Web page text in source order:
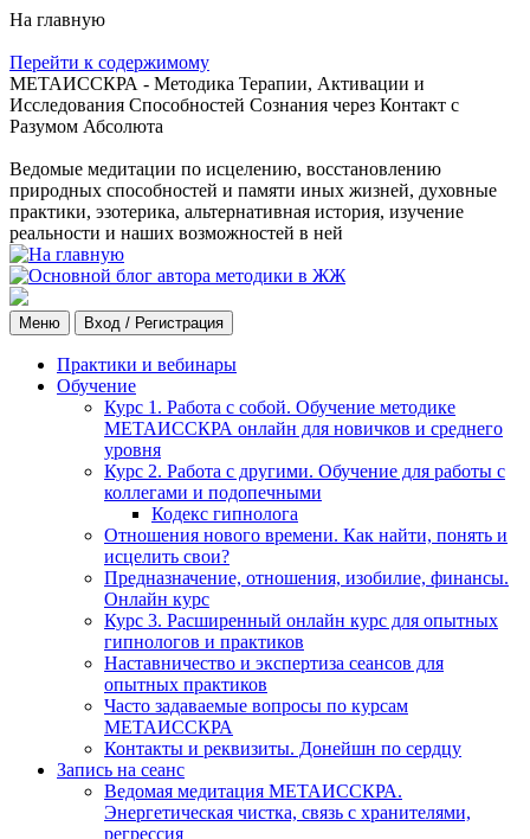
На главную
Перейти к содержимому
МЕТАИССКРА - Методика Терапии, Активации и
Исследования Способностей Сознания через Контакт с
Разумом Абсолюта
Ведомые медитации по исцелению, восстановлению
природных способностей и памяти иных жизней, духовные
практики, эзотерика, альтернативная история, изучение
реальности и наших возможностей в ней
Меню Вход / Регистрация
Практики и вебинары
Обучение
Курс 1. Работа с собой. Обучение методике
МЕТАИССКРА онлайн для новичков и среднего
уровня
Курс 2. Работа с другими. Обучение для работы с
коллегами и подопечными
Кодекс гипнолога
Отношения нового времени. Как найти, понять и
исцелить свои?
Предназначение, отношения, изобилие, финансы.
Онлайн курс
Курс 3. Расширенный онлайн курс для опытных
гипнологов и практиков
Наставничество и экспертиза сеансов для
опытных практиков
Часто задаваемые вопросы по курсам
МЕТАИССКРА
Контакты и реквизиты. Донейшн по сердцу
Запись на сеанс
Ведомая медитация МЕТАИССКРА.
Энергетическая чистка, связь с хранителями,
регрессия